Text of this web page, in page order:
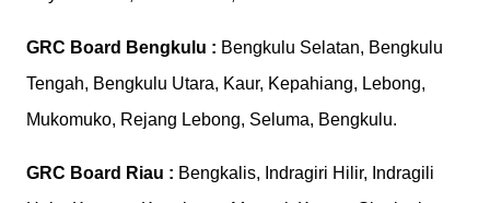
GRC Board Bengkulu : Bengkulu Selatan, Bengkulu
Tengah, Bengkulu Utara, Kaur, Kepahiang, Lebong,
Mukomuko, Rejang Lebong, Seluma, Bengkulu.
GRC Board Riau : Bengkalis, Indragiri Hilir, Indragili